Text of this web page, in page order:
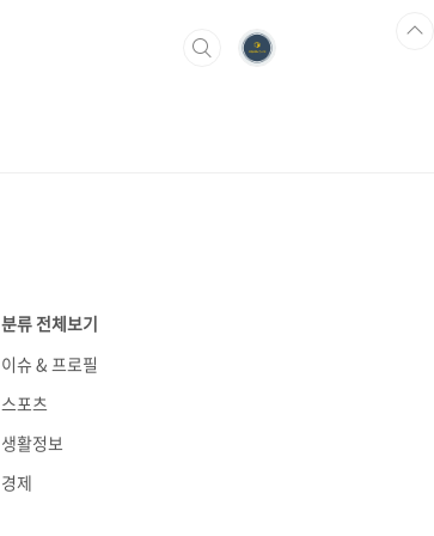
분류 전체보기
이슈 & 프로필
스포츠
생활정보
경제